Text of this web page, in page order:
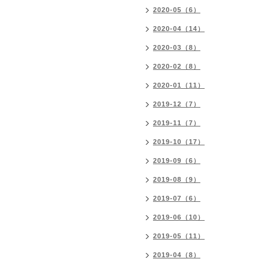
2020-05（6）
2020-04（14）
2020-03（8）
2020-02（8）
2020-01（11）
2019-12（7）
2019-11（7）
2019-10（17）
2019-09（6）
2019-08（9）
2019-07（6）
2019-06（10）
2019-05（11）
2019-04（8）